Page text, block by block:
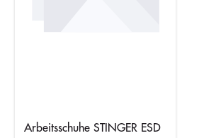
Arbeitsschuhe STINGER ESD